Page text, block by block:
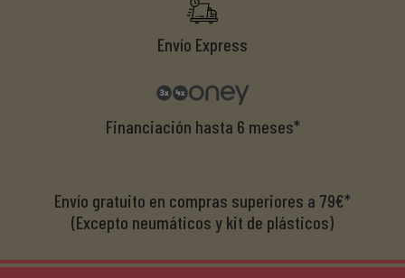
Envío Express
Financiación hasta 6 meses*
Envío gratuito en compras superiores a 79€*
(Excepto neumáticos y kit de plásticos)